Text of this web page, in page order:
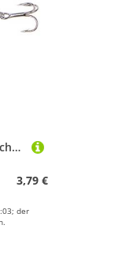
1pc Popper 50 Mm 4 5 G Fischereiköder Kurbelköder Kurbel Köder Köder Tackle Trele Hooks Angelhaken Für Hüte Weiß
3,79 €
der